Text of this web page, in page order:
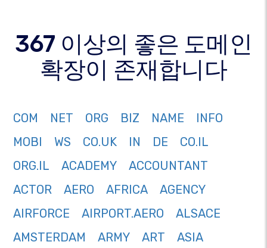
367 이상의 좋은 도메인
확장이 존재합니다
COM NET ORG BIZ NAME
INFO
MOBI
WS CO.UK IN DE
CO.IL
ORG.IL
ACADEMY
ACCOUNTANT
ACTOR
AERO AFRICA
AGENCY
AIRFORCE
AIRPORT.AERO
ALSACE
AMSTERDAM
ARMY ART
ASIA